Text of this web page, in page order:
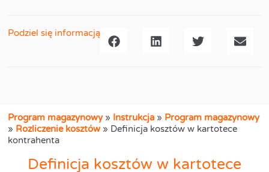
Podziel się informacją
Program magazynowy» Instrukcja » Program magazynowy
» Rozliczenie kosztów » Definicja kosztów w kartotece
kontrahenta
Definicja kosztów w kartotece